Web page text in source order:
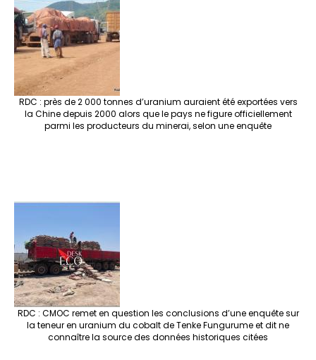
RDC : près de 2 000 tonnes d’uranium auraient été exportées vers
la Chine depuis 2000 alors que le pays ne figure officiellement
parmi les producteurs du minerai, selon une enquête
RDC : CMOC remet en question les conclusions d’une enquête sur
la teneur en uranium du cobalt de Tenke Fungurume et dit ne
connaître la source des données historiques citées